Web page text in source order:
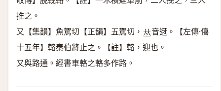
推之。
又【集韻】魚駕切【正韻】五駕切， 𠀤音迓。【左傳·僖
十五年】輅秦伯將止之。【註】輅，迎也。
又與路通。經書車輅之輅多作路。